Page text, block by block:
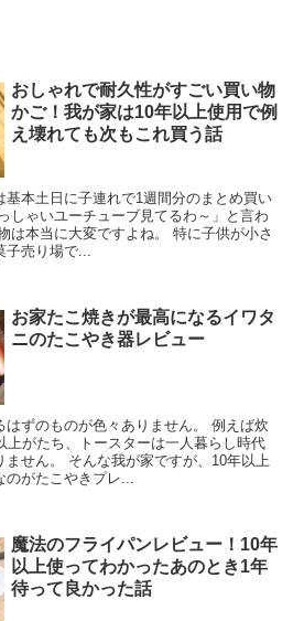
おしゃれで耐久性がすごい買い物
かご！我が家は10年以上使用で例
え壊れても次もこれ買う話
基本土日に子連れで1週間分のまとめ買い
しゃいユーチューブ見てるわ～」と言わ
は本当に大変ですよね。 特に子供が小さ
売り場で...
お家たこ焼きが最高になるイワタ
ニのたこやき器レビュー
はずのものが色々ありません。 例えば炊
上がたち、トースターは一人暮らし時代
ません。 そんな我が家ですが、10年以上
のがたこやきプレ...
魔法のフライパンレビュー！10年
以上使ってわかったあのとき1年
待って良かった話